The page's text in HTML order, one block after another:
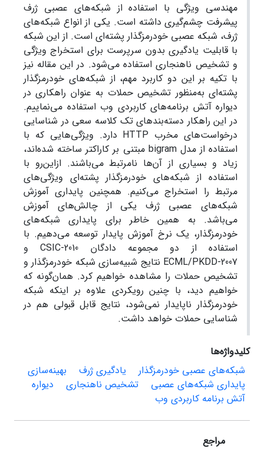
مهندسی ویژگی با استفاده از شبکه‌های عصبی ژرف
پیشرفت چشم‌گیری داشته است. یکی از انواع شبکه‌های
ژرف، شبکه عصبی خودرمزگذار پشته‌ای است. از این شبکه
با قابلیت یادگیری بدون سرپرست برای استخراج ویژگی
و تشخیص ناهنجاری استفاده می‌شود. در این مقاله نیز
با تکیه بر این دو کاربرد مهم، از شبکه‌های خودرمزگذار
پشته‌ای به‌منظور تشخیص حملات به عنوان راهکاری در
دیواره آتش برنامه‌های کاربردی وب استفاده می‌نماییم.
در این راهکار دسته‌بندهای تک کلاسه سعی در شناسایی
درخواست‌های مخرب HTTP دارد. ویژگی‌هایی که با
استفاده از مدل bigram مبتنی بر کاراکتر ساخته شده‌اند،
زیاد و بسیاری از آن‌ها نامرتبط می‌باشند. ازاین‌رو با
استفاده از شبکه‌های خودرمزگذار پشته‌ای ویژگی‌های
مرتبط را استخراج می‌کنیم. همچنین پایداری آموزش
شبکه‌های عصبی ژرف یکی از چالش‌های آموزش
می‌باشد. به همین خاطر برای پایداری شبکه‌های
خودرمزگذار، یک نرخ آموزش پایدار توسعه می‌دهیم. با
استفاده از دو مجموعه دادگان CSIC-2010 و
ECML/PKDD-2007 نتایج شبیه‌سازی شبکه خودرمزگذار و
تشخیص حملات را مشاهده خواهیم کرد. همان‌گونه که
خواهیم دید، با چنین رویکردی علاوه بر اینکه شبکه
خودرمزگذار ناپایدار نمی‌شود، نتایج قابل قبولی هم در
شناسایی حملات خواهد داشت.
کلیدواژه‌ها
شبکه‌های عصبی خودرمزگذار
یادگیری ژرف
بهینه‌سازی
پایداری شبکه‌های عصبی
تشخیص ناهنجاری
دیواره
آتش برنامه کاربردی وب
مراجع